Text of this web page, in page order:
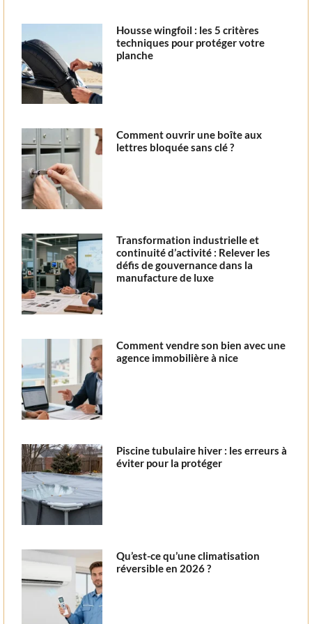
Housse wingfoil : les 5 critères
techniques pour protéger votre
planche
Comment ouvrir une boîte aux
lettres bloquée sans clé ?
Transformation industrielle et
continuité d’activité : Relever les
défis de gouvernance dans la
manufacture de luxe
Comment vendre son bien avec une
agence immobilière à nice
Piscine tubulaire hiver : les erreurs à
éviter pour la protéger
Qu’est-ce qu’une climatisation
réversible en 2026 ?